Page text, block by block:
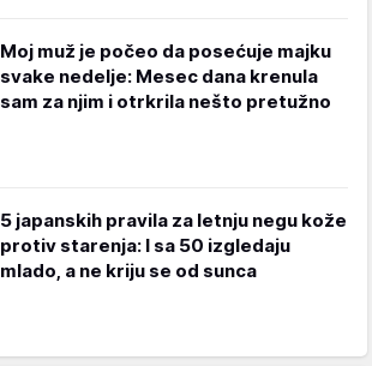
Moj muž je počeo da posećuje majku
svake nedelje: Mesec dana krenula
sam za njim i otrkrila nešto pretužno
5 japanskih pravila za letnju negu kože
protiv starenja: I sa 50 izgledaju
mlado, a ne kriju se od sunca